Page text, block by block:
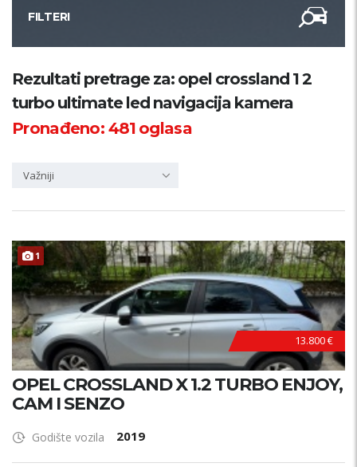
FILTERI
Kategorija
Županija
Rezultati pretrage za: opel crossland 1 2
turbo ultimate led navigacija kamera
Pronađeno:481oglasa
Važniji
1
13.800 €
OPEL CROSSLAND X 1.2 TURBO ENJOY,
CAM I SENZO
Godište vozila 2019